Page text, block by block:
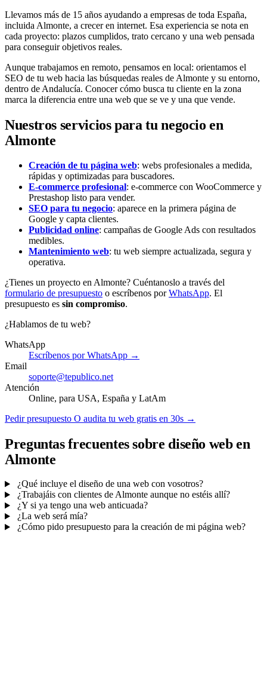
Llevamos más de 15 años ayudando a empresas de toda España,
incluida Almonte, a crecer en internet. Esa experiencia se nota en
cada proyecto: plazos cumplidos, trato cercano y una web pensada
para conseguir objetivos reales.
Aunque trabajamos en remoto, pensamos en local: orientamos el
SEO de tu web hacia las búsquedas reales de Almonte y su entorno,
dentro de Andalucía. Conocer cómo busca tu cliente en la zona
marca la diferencia entre una web que se ve y una que vende.
Nuestros servicios para tu negocio en
Almonte
Creación de tu página web: webs profesionales a medida,
rápidas y optimizadas para buscadores.
E-commerce profesional: e-commerce con WooCommerce y
Prestashop listo para vender.
SEO para tu negocio: aparece en la primera página de
Google y capta clientes.
Publicidad online: campañas de Google Ads con resultados
medibles.
Mantenimiento web: tu web siempre actualizada, segura y
operativa.
¿Tienes un proyecto en Almonte? Cuéntanoslo a través del
formulario de presupuesto o escríbenos porWhatsApp. El
presupuesto es sin compromiso.
¿Hablamos de tu web?
WhatsApp
Escríbenos por WhatsApp →
Email
soporte@tepublico.net
Atención
Online, para USA, España y LatAm
Pedir presupuesto O audita tu web gratis en 30s →
Preguntas frecuentes sobre diseño web en
Almonte
¿Qué incluye el diseño de una web con vosotros?
¿Trabajáis con clientes de Almonte aunque no estéis allí?
¿Y si ya tengo una web anticuada?
¿La web será mía?
¿Cómo pido presupuesto para la creación de mi página web?